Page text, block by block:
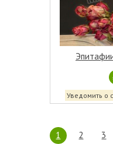
Уведомить о
1 2 3